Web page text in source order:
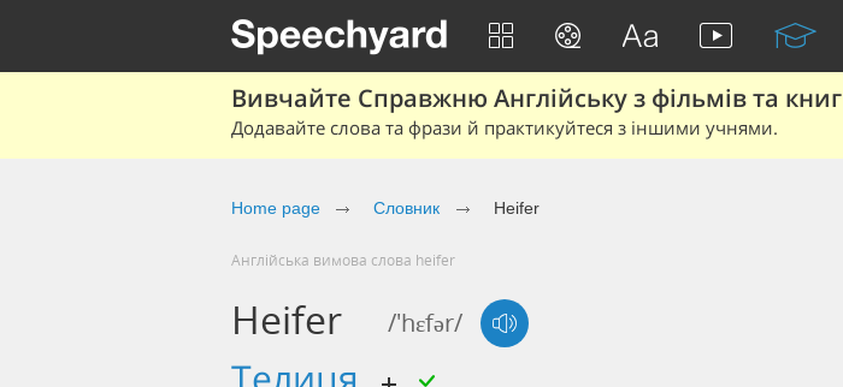
Вивчайте Справжню Англійську з фільмів та книг
Додавайте слова та фрази й практикуйтеся з іншими учнями.
Home page Cловник Heifer
Англійська вимова слова heifer
Heifer /'hɛfər/